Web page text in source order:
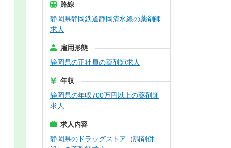
路線
静岡県静岡鉄道静岡清水線の薬剤師
求人
雇用形態
静岡県の正社員の薬剤師求人
年収
静岡県の年収700万円以上の薬剤師
求人
求人内容
静岡県のドラッグストア（調剤併